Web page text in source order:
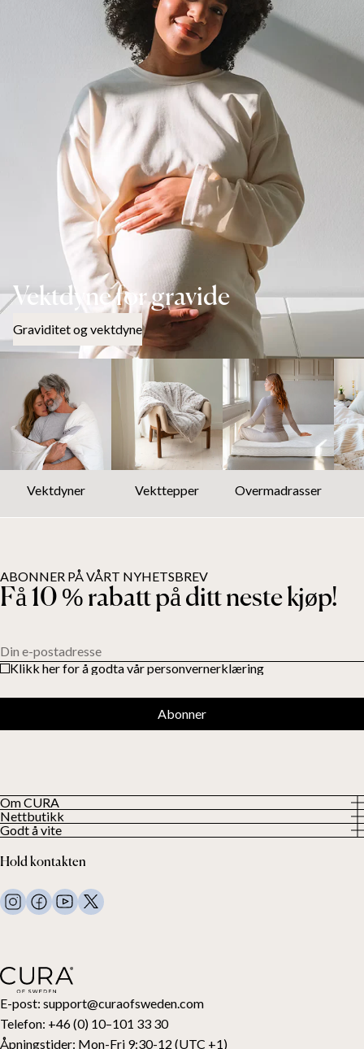
Vektdyne for gravide
Graviditet og vektdyne
Vektdyner Vekttepper Overmadrasser
E-post: support@curaofsweden.com
Telefon: +46 (0) 10–101 33 30
Åpningstider: Mon-Fri 9:30-12 (UTC +1)
Om CURA
Om oss
Våre kunder
Nettbutikk
Alle våre produkter
Vektdyner
Sengetøy
Puter og annet
Overmadrasser
Gavekort
Godt å vite
Vilkår og betingelser
FAQ
Kontakt oss
Hold kontakten
ABONNER PÅ VÅRT NYHETSBREV
Få 10 % rabatt på ditt neste kjøp!
Din e-postadresse
Klikk her for å godta vår personvernerklæring
Abonner